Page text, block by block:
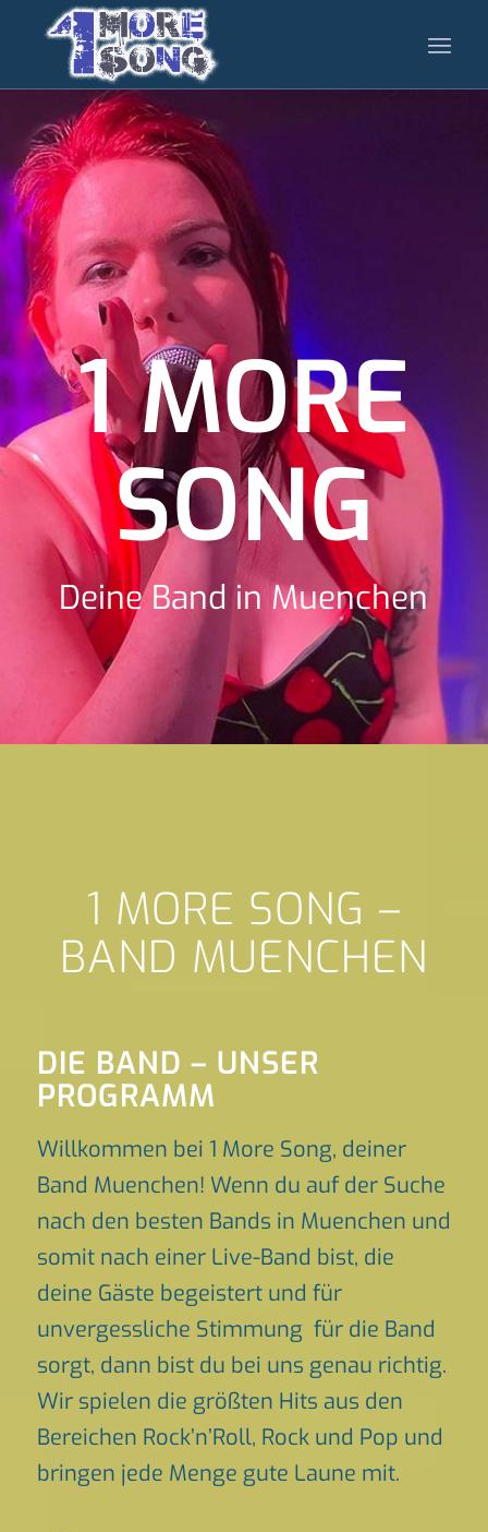
1 MORE
SONG
Deine Band in Muenchen
1 MORE SONG –
BAND MUENCHEN
DIE BAND – UNSER
PROGRAMM
Willkommen bei 1 More Song, deiner
Band Muenchen! Wenn du auf der Suche
nach den besten Bands in Muenchen und
somit nach einer Live-Band bist, die
deine Gäste begeistert und für
unvergessliche Stimmung für die Band
sorgt, dann bist du bei uns genau richtig.
Wir spielen die größten Hits aus den
Bereichen Rock’n’Roll, Rock und Pop und
bringen jede Menge gute Laune mit.